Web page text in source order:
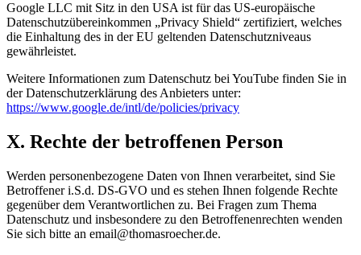
Google LLC mit Sitz in den USA ist für das US-europäische
Datenschutzübereinkommen „Privacy Shield“ zertifiziert, welches
die Einhaltung des in der EU geltenden Datenschutzniveaus
gewährleistet.
Weitere Informationen zum Datenschutz bei YouTube finden Sie in
der Datenschutzerklärung des Anbieters unter:
https://www.google.de/intl/de/policies/privacy
X. Rechte der betroffenen Person
Werden personenbezogene Daten von Ihnen verarbeitet, sind Sie
Betroffener i.S.d. DS-GVO und es stehen Ihnen folgende Rechte
gegenüber dem Verantwortlichen zu. Bei Fragen zum Thema
Datenschutz und insbesondere zu den Betroffenenrechten wenden
Sie sich bitte an email@thomasroecher.de.